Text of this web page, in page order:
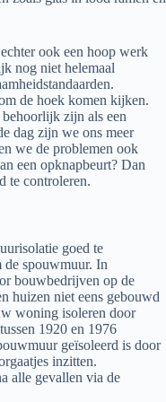
ook een hoop werk
nog niet helemaal
de hoek komen kijken.
zijn als een
dag zijn we ons meer
we de problemen ook
een opknapbeurt? Dan
te controleren.
goed te
de spouwmuur. In
bouwbedrijven op de
huizen niet eens gebouwd
woning isoleren door
1920 en 1976
geïsoleerd is door
inzitten.
alle gevallen via de